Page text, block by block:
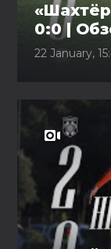
0:0 |
22 January,